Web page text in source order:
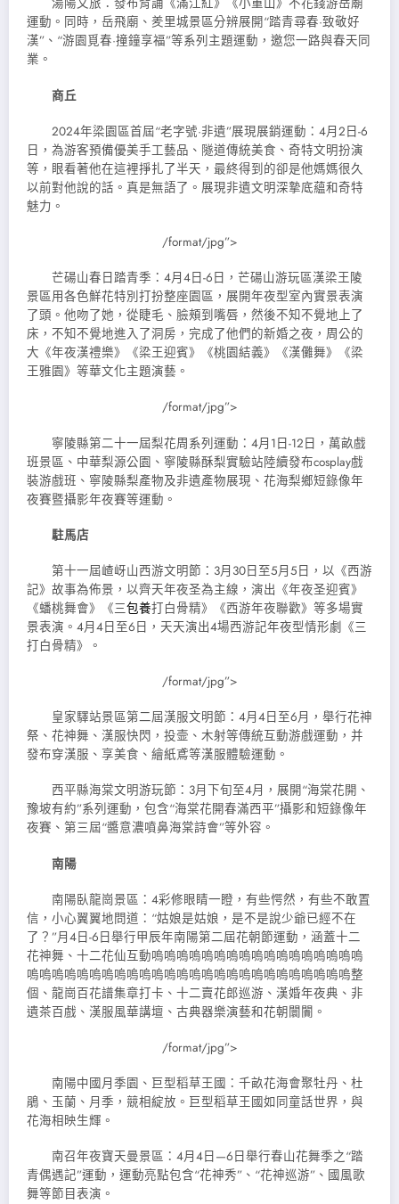
湯陽文旅：發布背誦《滿江紅》《小重山》不花錢游岳廟
運動。同時，岳飛廟、羑里城景區分辨展開“踏青尋春·致敬好
漢”、“游園覓春·撞鐘享福”等系列主題運動，邀您一路與春天同
業。
商丘
2024年梁園區首屆“老字號·非遺”展現展銷運動：4月2日-6
日，為游客預備優美手工藝品、隧道傳統美食、奇特文明扮演
等，眼看著他在這裡掙扎了半天，最終得到的卻是他媽媽很久
以前對他說的話。真是無語了。展現非遺文明深摯底蘊和奇特
魅力。
/format/jpg”>
芒碭山春日踏青季：4月4日-6日，芒碭山游玩區漢梁王陵
景區用各色鮮花特別打扮整座園區，展開年夜型室內實景表演
了頭。他吻了她，從睫毛、臉頰到嘴唇，然後不知不覺地上了
床，不知不覺地進入了洞房，完成了他們的新婚之夜，周公的
大《年夜漢禮樂》《梁王迎賓》《桃園結義》《漢儺舞》《梁
王雅園》等華文化主題演藝。
/format/jpg”>
寧陵縣第二十一屆梨花周系列運動：4月1日-12日，萬畝戲
班景區、中華梨源公園、寧陵縣酥梨實驗站陸續發布cosplay戲
裝游戲班、寧陵縣梨產物及非遺產物展現、花海梨鄉短錄像年
夜賽暨攝影年夜賽等運動。
駐馬店
第十一屆嵖岈山西游文明節：3月30日至5月5日，以《西游
記》故事為佈景，以齊天年夜圣為主線，演出《年夜圣迎賓》
《蟠桃舞會》《三包養打白骨精》《西游年夜聯歡》等多場實
景表演。4月4日至6日，天天演出4場西游記年夜型情形劇《三
打白骨精》。
/format/jpg”>
皇家驛站景區第二屆漢服文明節：4月4日至6月，舉行花神
祭、花神舞、漢服快閃，投壸、木射等傳統互動游戲運動，并
發布穿漢服、享美食、繪紙鳶等漢服體驗運動。
西平縣海棠文明游玩節：3月下旬至4月，展開“海棠花開、
豫坡有約”系列運動，包含“海棠花開春滿西平”攝影和短錄像年
夜賽、第三屆“醬意濃噴鼻海棠詩會”等外容。
南陽
南陽臥龍崗景區：4彩修眼睛一瞪，有些愕然，有些不敢置
信，小心翼翼地問道：“姑娘是姑娘，是不是說少爺已經不在
了？”月4日-6日舉行甲辰年南陽第二屆花朝節運動，涵蓋十二
花神舞、十二花仙互動嗚嗚嗚嗚嗚嗚嗚嗚嗚嗚嗚嗚嗚嗚嗚嗚嗚
嗚嗚嗚嗚嗚嗚嗚嗚嗚嗚嗚嗚嗚嗚嗚嗚嗚嗚嗚嗚嗚嗚嗚嗚嗚嗚整
個、龍崗百花譜集章打卡、十二賣花郎巡游、漢婚年夜典、非
遺茶百戲、漢服風華講壇、古典器樂演藝和花朝闤闠。
/format/jpg”>
南陽中國月季園、巨型稻草王國：千畝花海會聚牡丹、杜
鵑、玉蘭、月季，競相綻放。巨型稻草王國如同童話世界，與
花海相映生輝。
南召年夜寶天曼景區：4月4日—6日舉行春山花舞季之“踏
青偶遇記”運動，運動亮點包含“花神秀”、“花神巡游”、國風歌
舞等節目表演。